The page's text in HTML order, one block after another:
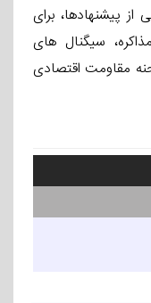
از پیشنهادها، برای
سیگنال های
مقاومت اقتصادی